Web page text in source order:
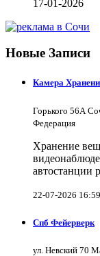
17-01-2026
Новые Записи
Камера
Горького 56А
Федерация
Хранение
автостанции
22-07-2026
Спб Фейерверк
ул. Невский 70